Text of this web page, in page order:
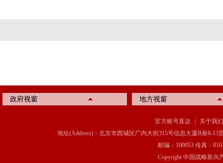
政府视窗 地方视窗
官方账号直达 |
关于我们
地址(Address)：北京市西城区广内大街315号信息大厦B座8-13
邮编：100053 传真：
Copyright 中国战略新兴